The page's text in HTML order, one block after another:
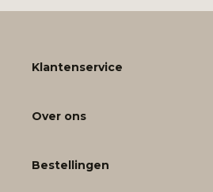
Klantenservice
Over ons
Bestellingen